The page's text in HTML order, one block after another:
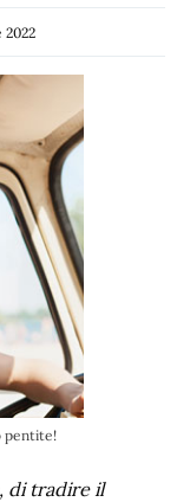
2022
pentite!
di tradire il